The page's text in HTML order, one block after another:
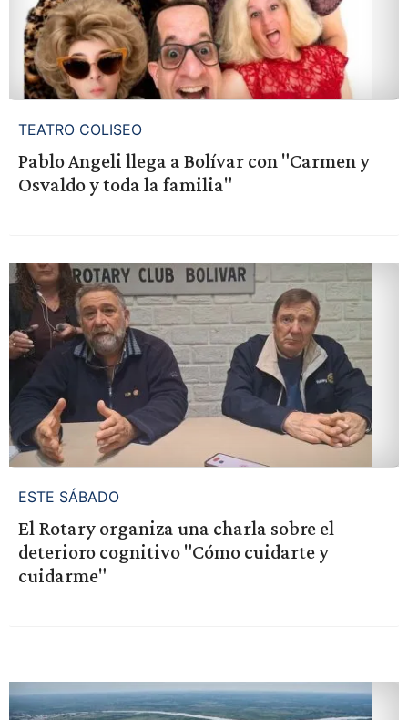
TEATRO COLISEO
Pablo Angeli llega a Bolívar con "Carmen y
Osvaldo y toda la familia"
ESTE SÁBADO
El Rotary organiza una charla sobre el
deterioro cognitivo "Cómo cuidarte y
cuidarme"